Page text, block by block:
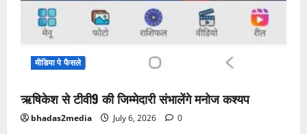
मीडिया पे फैसले
ऋषिकेश से टीवी9 की जिम्मेदारी संभालेंगे मनोज कश्यप
bhadas2media July 6, 2026 0